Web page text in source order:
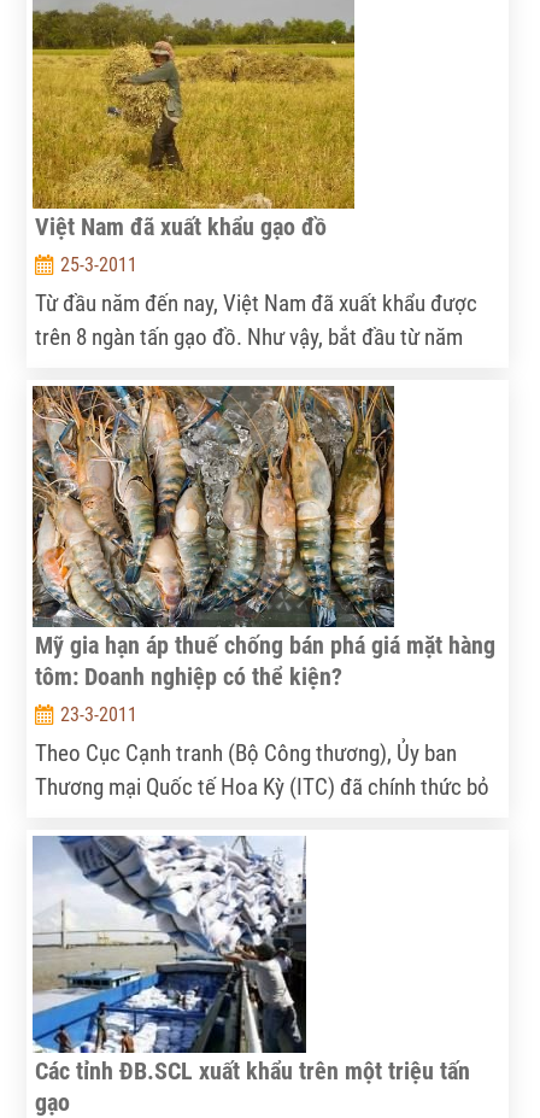
Việt Nam đã xuất khẩu gạo đồ
25-3-2011
Từ đầu năm đến nay, Việt Nam đã xuất khẩu được
trên 8 ngàn tấn gạo đồ. Như vậy, bắt đầu từ năm
gạo đồ trên thị trường gạo thế giới.
Mỹ gia hạn áp thuế chống bán phá giá mặt hàng
tôm: Doanh nghiệp có thể kiện?
23-3-2011
Theo Cục Cạnh tranh (Bộ Công thương), Ủy ban
Thương mại Quốc tế Hoa Kỳ (ITC) đã chính thức bỏ
lệnh áp thuế chống bán phá giá đối với mặt hàng
tôm nước ấm đông lạnh nhập khẩu từ Việt Nam,
Trung Quốc, Thái Lan, Ấn Độ, Brazil...
Các tỉnh ĐB.SCL xuất khẩu trên một triệu tấn
gạo